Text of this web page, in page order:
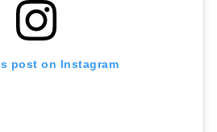
post on Instagram